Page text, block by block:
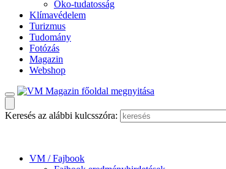
Öko-tudatosság
Klímavédelem
Turizmus
Tudomány
Fotózás
Magazin
Webshop
Keresés az alábbi kulcsszóra:
VM / Fajbook